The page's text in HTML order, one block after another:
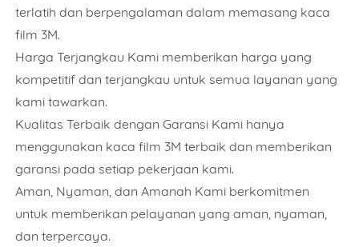
terlatih dan berpengalaman dalam memasang kaca
film 3M.
Harga Terjangkau Kami memberikan harga yang
kompetitif dan terjangkau untuk semua layanan yang
kami tawarkan.
Kualitas Terbaik dengan Garansi Kami hanya
menggunakan kaca film 3M terbaik dan memberikan
garansi pada setiap pekerjaan kami.
Aman, Nyaman, dan Amanah Kami berkomitmen
untuk memberikan pelayanan yang aman, nyaman,
dan terpercaya.
Order Wajib Menggunkan WhatsApp application.
ORDER NOW